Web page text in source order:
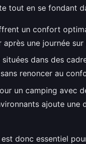
tout en se fondant
un confort
une journée sur
dans des
renoncer au
un camping avec
ajoute une
donc essentiel